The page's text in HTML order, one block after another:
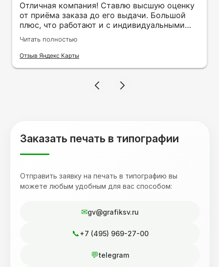
Отличная компания! Ставлю высшую оценку
от приёма заказа до его выдачи. Большой
плюс, что работают и с индивидуальными
заказами. Нелбходимо было нанести принт
на кружку в подарок. Заказ был исполнен
оперативно и ооочень красиво, даже не
терпеливость, отвечала на все мои вопросы.
Читать полностью
Отзыв Яндекс Карты
Заказать печать в типографии
Отправить заявку на печать в типографию вы
можете любым удобным для вас способом:
gv@grafiksv.ru
+7 (495) 969-27-00
telegram